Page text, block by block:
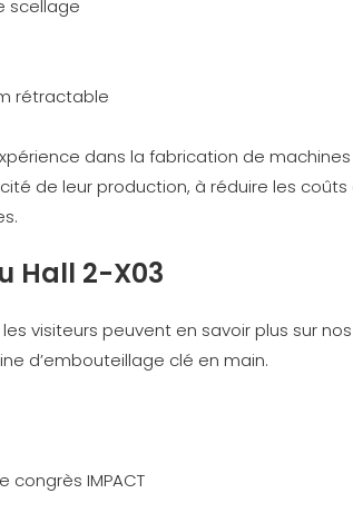
scellage
rétractable
dans la fabrication de
de leur production, à réduire les
Hall 2-X03
les visiteurs peuvent en savoir plus sur
d’embouteillage clé en main.
congrès IMPACT